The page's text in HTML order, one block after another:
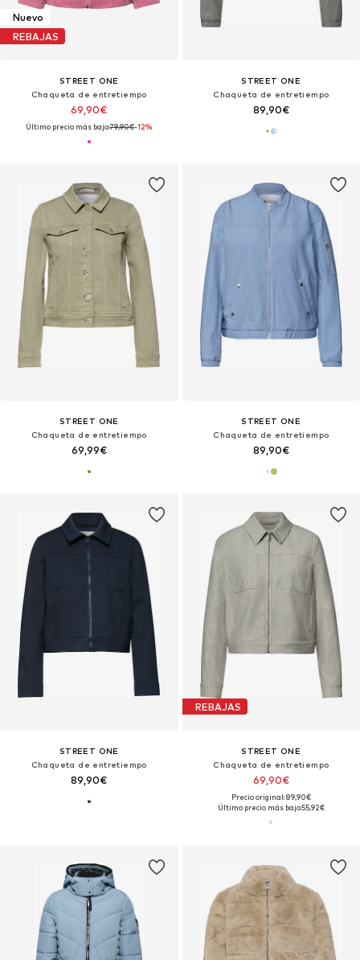
Nuevo
REBAJAS
STREET ONE
Chaqueta de entretiempo
69,90€
Último precio más bajo:79,90€-12%
STREET ONE
Chaqueta de entretiempo
89,90€
STREET ONE
Chaqueta de entretiempo
69,99€
STREET ONE
Chaqueta de entretiempo
89,90€
STREET ONE
Chaqueta de entretiempo
89,90€
REBAJAS
STREET ONE
Chaqueta de entretiempo
69,90€
Precio original: 89,90€
Último precio más bajo:55,92€